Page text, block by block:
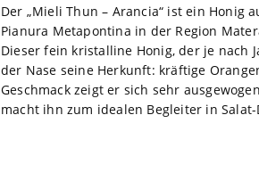
Der „Mieli Thun – Arancia“ ist ein Honig
Pianura Metapontina in der Region
Dieser fein kristalline Honig, der je nach
der Nase seine Herkunft: kräftige
Geschmack zeigt er sich sehr
macht ihn zum idealen Begleiter in